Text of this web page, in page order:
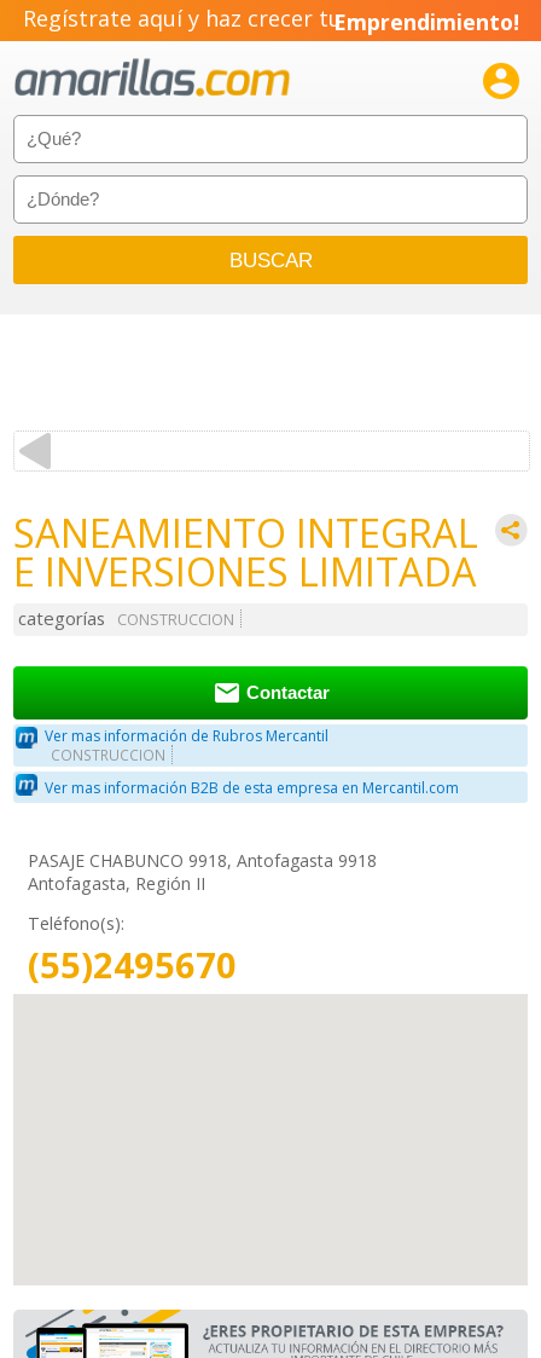
Regístrate aquí y haz crecer tuEmprendimiento!

SANEAMIENTO INTEGRAL
E INVERSIONES LIMITADA
categorías CONSTRUCCION
 Contactar
Ver mas información de Rubros Mercantil
CONSTRUCCION
Ver mas información B2B de esta empresa en Mercantil.com
PASAJE CHABUNCO 9918, Antofagasta 9918
Antofagasta, Región II
Teléfono(s):
(55)2495670